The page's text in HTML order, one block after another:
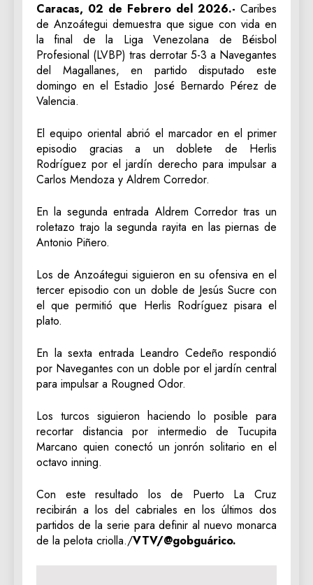
Caracas, 02 de Febrero del 2026.- Caribes
de Anzoátegui demuestra que sigue con vida en
la final de la Liga Venezolana de Béisbol
Profesional (LVBP) tras derrotar 5-3 a Navegantes
del Magallanes, en partido disputado este
domingo en el Estadio José Bernardo Pérez de
Valencia.
El equipo oriental abrió el marcador en el primer
episodio gracias a un doblete de Herlis
Rodríguez por el jardín derecho para impulsar a
Carlos Mendoza y Aldrem Corredor.
En la segunda entrada Aldrem Corredor tras un
roletazo trajo la segunda rayita en las piernas de
Antonio Piñero.
Los de Anzoátegui siguieron en su ofensiva en el
tercer episodio con un doble de Jesús Sucre con
el que permitió que Herlis Rodríguez pisara el
plato.
En la sexta entrada Leandro Cedeño respondió
por Navegantes con un doble por el jardín central
para impulsar a Rougned Odor.
Los turcos siguieron haciendo lo posible para
recortar distancia por intermedio de Tucupita
Marcano quien conectó un jonrón solitario en el
octavo inning.
Con este resultado los de Puerto La Cruz
recibirán a los del cabriales en los últimos dos
partidos de la serie para definir al nuevo monarca
de la pelota criolla./VTV/@gobguárico.